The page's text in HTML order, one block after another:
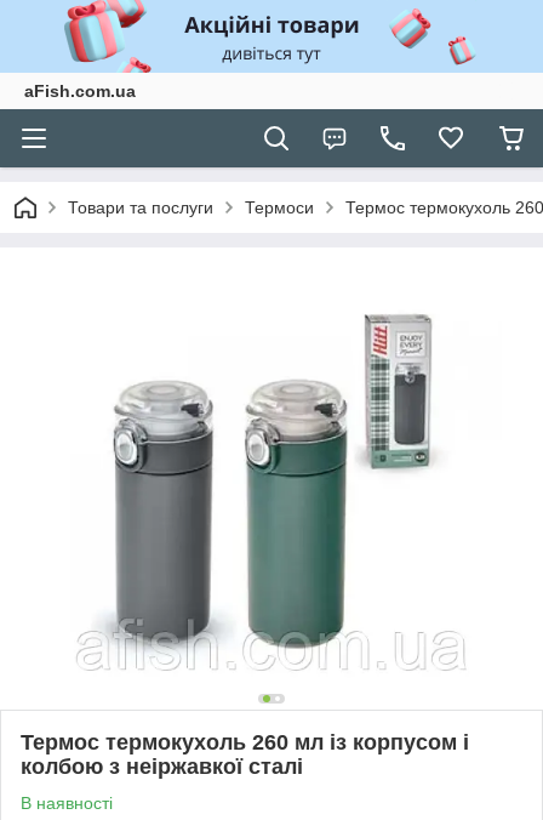
aFish.com.ua
Товари та послуги Термоси Термос термокухоль 260
Термос термокухоль 260 мл із корпусом і
колбою з неіржавкої сталі
В наявності